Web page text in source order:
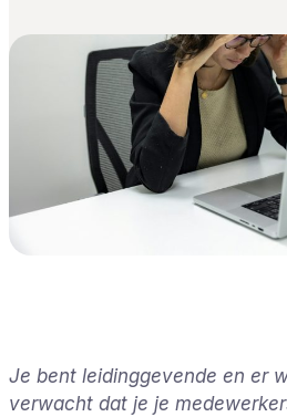
Je bent leidinggevende en er
verwacht dat je je